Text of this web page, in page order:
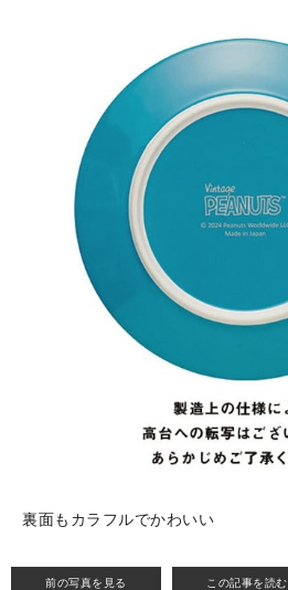
前の写真を見る この記事を読む
裏面もカラフルでかわいい